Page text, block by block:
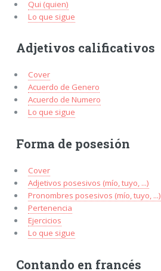
Qui (quien)
Lo que sigue
Adjetivos calificativos
Cover
Acuerdo de Genero
Acuerdo de Numero
Lo que sigue
Forma de posesión
Cover
Adjetivos posesivos (mío, tuyo, ...)
Pronombres posesivos (mío, tuyo, ...)
Pertenencia
Ejercicios
Lo que sigue
Contando en francés